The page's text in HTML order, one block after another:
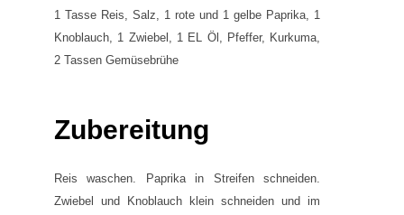
1 Tasse Reis, Salz, 1 rote und 1 gelbe Paprika, 1
Knoblauch, 1 Zwiebel, 1 EL Öl, Pfeffer, Kurkuma,
2 Tassen Gemüsebrühe
Zubereitung
Reis waschen. Paprika in Streifen schneiden.
Zwiebel und Knoblauch klein schneiden und im